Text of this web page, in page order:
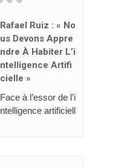
Rafael Ruiz : « No
Us Devons Appre
Ndre À Habiter L’i
Ntelligence Artifi
Cielle »
Face à l’essor de l’i
ntelligence artificiell